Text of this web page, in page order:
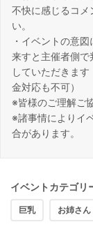
不快に感じるコメ
い。
・イベントの意
来すと主催者側で
していただきま
金対応も不可）
※皆様のご理解ご
※諸事情によりイ
合があります。
イベントカテゴリ
巨乳 お姉さん